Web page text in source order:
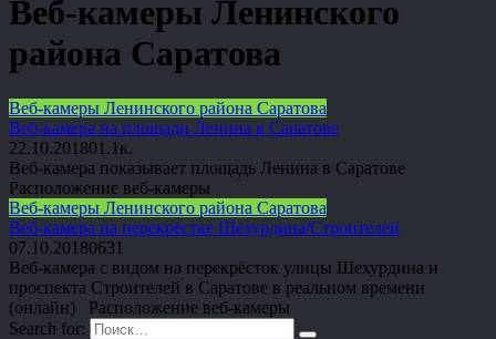
Веб-камеры Ленинского
района Саратова
Веб-камеры Ленинского района Саратова
Веб-камера на площади Ленина в Саратове
22.10.201801.1к.
Веб-камера показывает площадь Ленина в Саратове
Расположение веб-камеры
Веб-камеры Ленинского района Саратова
Веб-камера на перекрёстке Шехурдина/Строителей
07.10.20180631
Веб-камера с видом на перекрёсток улицы Шехурдина и
проспекта Строителей в Саратове в реальном времени
(онлайн) Расположение веб-камеры
Search for: